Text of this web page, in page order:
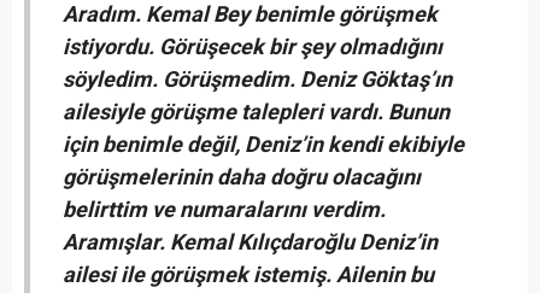
Aradım. Kemal Bey benimle görüşmek
istiyordu. Görüşecek bir şey olmadığını
söyledim. Görüşmedim. Deniz Göktaş’ın
ailesiyle görüşme talepleri vardı. Bunun
için benimle değil, Deniz’in kendi ekibiyle
görüşmelerinin daha doğru olacağını
belirttim ve numaralarını verdim.
Aramışlar. Kemal Kılıçdaroğlu Deniz’in
ailesi ile görüşmek istemiş. Ailenin bu